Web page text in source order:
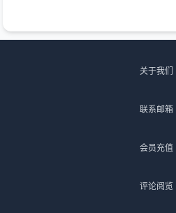
关于我们
联系邮箱
会员充值
评论阅览